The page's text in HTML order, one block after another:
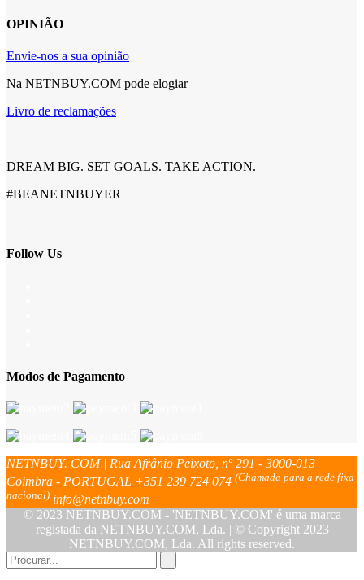
OPINIÃO
Envie-nos a sua opinião
Na NETNBUY.COM pode elogiar
Livro de reclamações
DREAM BIG. SET GOALS. TAKE ACTION.
#BEANETNBUYER
Follow Us
Modos de Pagamento
NETNBUY. COM | Rua Afrânio Peixoto, nº 291 - 3000-013
Coimbra - PORTUGAL +351 239 724 074 (Chamada para a rede fixa
nacional) info@netnbuy.com
© 2023 NETNBUY.COM - 'NETNBUY.COM' é uma marca
registada da NETNBUY.COM, Lda. | © Copyright 2023
NETNBUY.COM, Lda. All rights reserved.